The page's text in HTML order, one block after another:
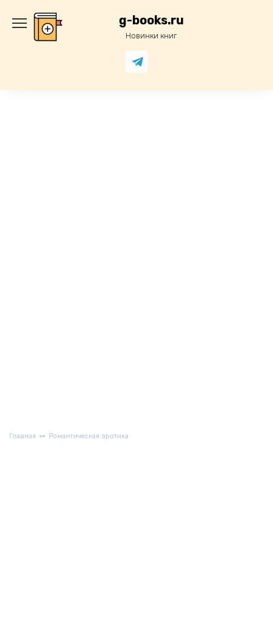
содержанию
g-books.ru
Новинки книг
Главная Романтическая эротика